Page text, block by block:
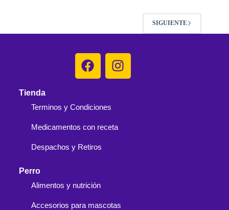
SIGUIENTE
Tienda
Terminos y Condiciones
Medicamentos con receta
Despachos y Retiros
Perro
Alimentos y nutrición
Accesorios para mascotas